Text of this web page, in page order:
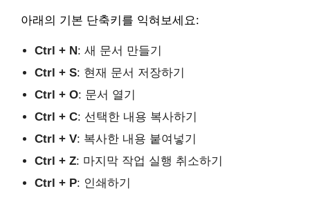
아래의 기본 단축키를 익혀보세요:
Ctrl + N: 새 문서 만들기
Ctrl + S: 현재 문서 저장하기
Ctrl + O: 문서 열기
Ctrl + C: 선택한 내용 복사하기
Ctrl + V: 복사한 내용 붙여넣기
Ctrl + Z: 마지막 작업 실행 취소하기
Ctrl + P: 인쇄하기